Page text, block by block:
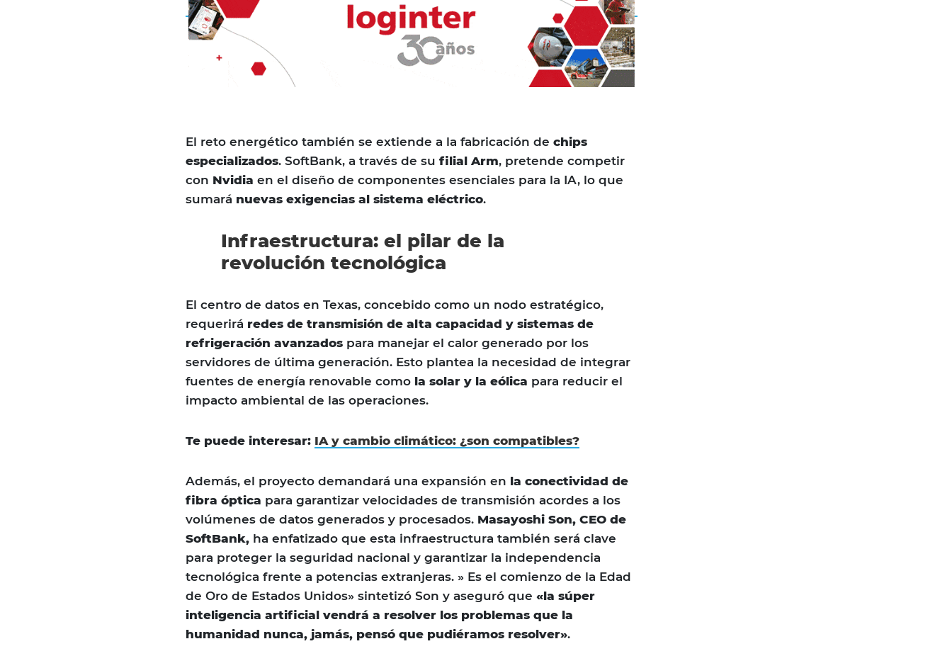
El reto energético también se extiende a la fabricación de chips
especializados. SoftBank, a través de su filial Arm, pretende competir
con Nvidia en el diseño de componentes esenciales para la IA, lo que
sumará nuevas exigencias al sistema eléctrico.
Infraestructura: el pilar de la
revolución tecnológica
El centro de datos en Texas, concebido como un nodo estratégico,
requerirá redes de transmisión de alta capacidad y sistemas de
refrigeración avanzados para manejar el calor generado por los
servidores de última generación. Esto plantea la necesidad de integrar
fuentes de energía renovable como la solar y la eólica para reducir el
impacto ambiental de las operaciones.
Te puede interesar: IA y cambio climático: ¿son compatibles?
Además, el proyecto demandará una expansión en la conectividad de
fibra óptica para garantizar velocidades de transmisión acordes a los
volúmenes de datos generados y procesados. Masayoshi Son, CEO de
SoftBank, ha enfatizado que esta infraestructura también será clave
para proteger la seguridad nacional y garantizar la independencia
tecnológica frente a potencias extranjeras. » Es el comienzo de la Edad
de Oro de Estados Unidos» sintetizó Son y aseguró que «la súper
inteligencia artificial vendrá a resolver los problemas que la
humanidad nunca, jamás, pensó que pudiéramos resolver».